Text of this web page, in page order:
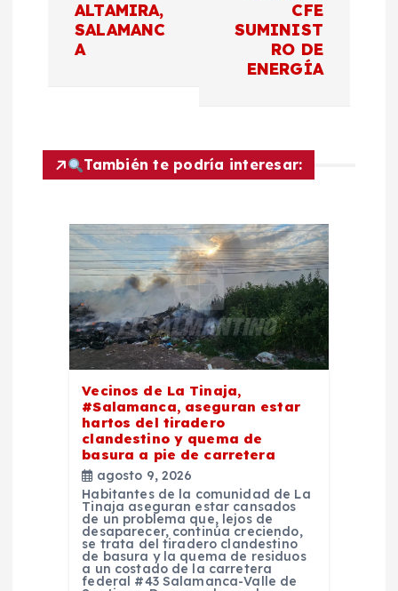
c
ALTAMIRA,
SALAMANC
A
CFE
SUMINIST
RO DE
ENERGÍA
También te podría interesar:
Vecinos de La Tinaja,
#Salamanca, aseguran estar
hartos del tiradero
clandestino y quema de
basura a pie de carretera
agosto 9, 2026
Habitantes de la comunidad de La
Tinaja aseguran estar cansados
de un problema que, lejos de
desaparecer, continúa creciendo,
se trata del tiradero clandestino
de basura y la quema de residuos
a un costado de la carretera
federal #43 Salamanca-Valle de